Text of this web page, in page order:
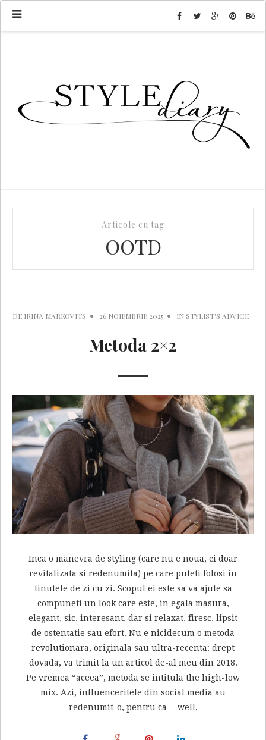
Articole cu tag
OOTD
DE IRINA MARKOVITS 26 NOIEMBRIE 2025 IN STYLIST'S ADVICE
Metoda 2×2
Inca o manevra de styling (care nu e noua, ci doar
revitalizata si redenumita) pe care puteti folosi in
tinutele de zi cu zi. Scopul ei este sa va ajute sa
compuneti un look care este, in egala masura,
elegant, sic, interesant, dar si relaxat, firesc, lipsit
de ostentatie sau efort. Nu e nicidecum o metoda
revolutionara, originala sau ultra-recenta: drept
dovada, va trimit la un articol de-al meu din 2018.
Pe vremea “aceea”, metoda se intitula the high-low
mix. Azi, influenceritele din social media au
redenumit-o, pentru ca… well,